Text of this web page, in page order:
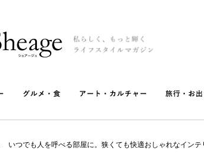
いつでも人を呼べる部屋に。狭くても快適おしゃれなイン